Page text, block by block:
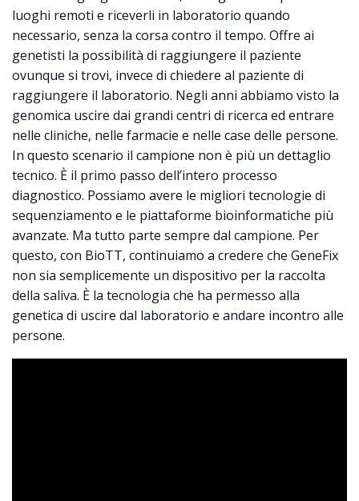
luoghi remoti e riceverli in laboratorio quando
necessario, senza la corsa contro il tempo. Offre ai
genetisti la possibilità di raggiungere il paziente
ovunque si trovi, invece di chiedere al paziente di
raggiungere il laboratorio. Negli anni abbiamo visto la
genomica uscire dai grandi centri di ricerca ed entrare
nelle cliniche, nelle farmacie e nelle case delle persone.
In questo scenario il campione non è più un dettaglio
tecnico. È il primo passo dell’intero processo
diagnostico. Possiamo avere le migliori tecnologie di
sequenziamento e le piattaforme bioinformatiche più
avanzate. Ma tutto parte sempre dal campione. Per
questo, con BioTT, continuiamo a credere che GeneFix
non sia semplicemente un dispositivo per la raccolta
della saliva. È la tecnologia che ha permesso alla
genetica di uscire dal laboratorio e andare incontro alle
persone.